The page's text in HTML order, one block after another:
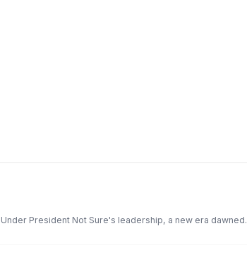
Under President Not Sure's leadership, a new era dawned.